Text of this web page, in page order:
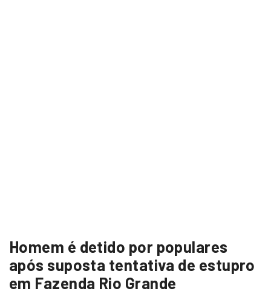
Homem é detido por populares
após suposta tentativa de estupro
em Fazenda Rio Grande